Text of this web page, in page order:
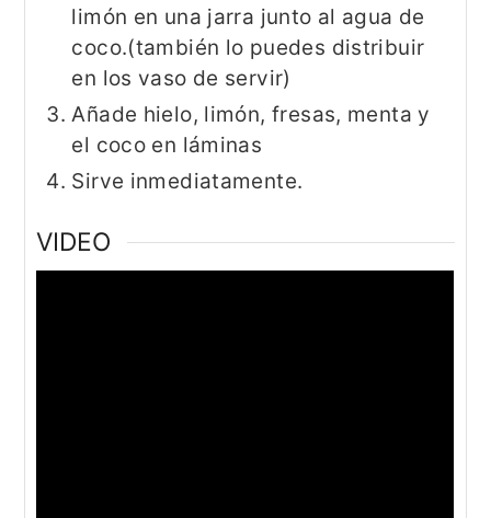
limón en una jarra junto al agua de
coco.(también lo puedes distribuir
en los vaso de servir)
Añade hielo, limón, fresas, menta y
el coco en láminas
Sirve inmediatamente.
VIDEO